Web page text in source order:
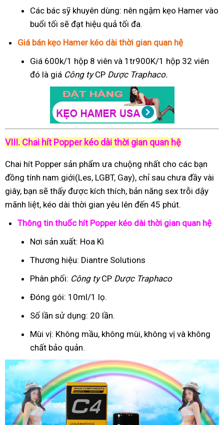
Các bác sỹ khuyên dùng: nên ngậm kẹo Hamer vào
buổi tối sẽ đạt hiệu quả tối đa.
Giá bán kẹo Hamer kéo dài thời gian quan hệ
Giá 600k/1 hộp 8 viên và 1tr900K/1 hộp 32 viên
đó là giá Công tyCP Dược Traphaco.
VIII. Chai hít Popper kéo dài thời gian quan hệ
Chai hít Popper sản phẩm ưa chuộng nhất cho các bạn
đồng tính nam giới(Les, LGBT, Gay), chỉ sau chưa đầy vài
giây, bạn sẽ thấy được kích thích, bản năng sex trỗi dậy
mãnh liệt, kéo dài thời gian yêu lên đến 45 phút.
Thông tin thuốc hít Popper kéo dài thời gian quan hệ
Nơi sản xuất: Hoa Kì
Thương hiệu: Diantre Solutions
Phân phối: Công tyCP Dược Traphaco
Đóng gói: 10ml/1 lọ.
Số lần sử dụng: 20 lần.
Mùi vị: Không mầu, không mùi, không vị và không
chất bảo quản.